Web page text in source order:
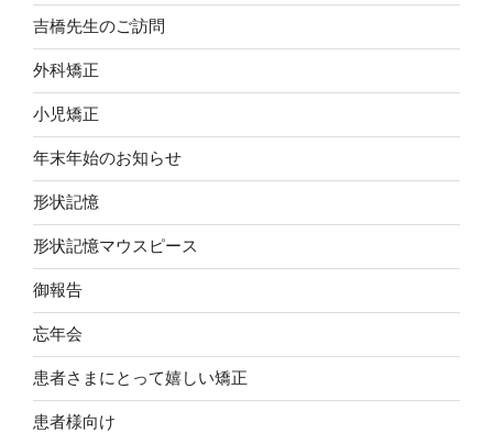
吉橋先生のご訪問
外科矯正
小児矯正
年末年始のお知らせ
形状記憶
形状記憶マウスピース
御報告
忘年会
患者さまにとって嬉しい矯正
患者様向け